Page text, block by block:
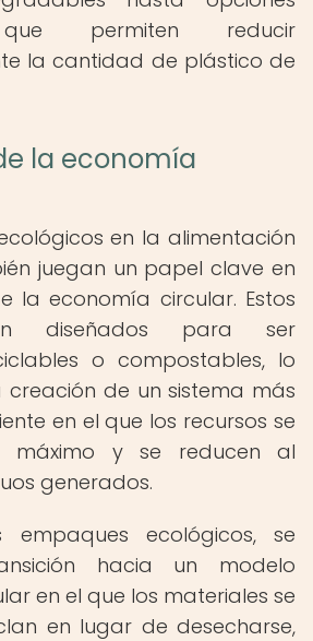
que permiten reducir
la cantidad de plástico de
la economía
en la alimentación
juegan un papel clave en
la economía circular. Estos
diseñados para ser
o compostables, lo
de un sistema más
en el que los recursos se
máximo y se reducen al
generados.
empaques ecológicos, se
hacia un modelo
en el que los materiales se
en lugar de desecharse,